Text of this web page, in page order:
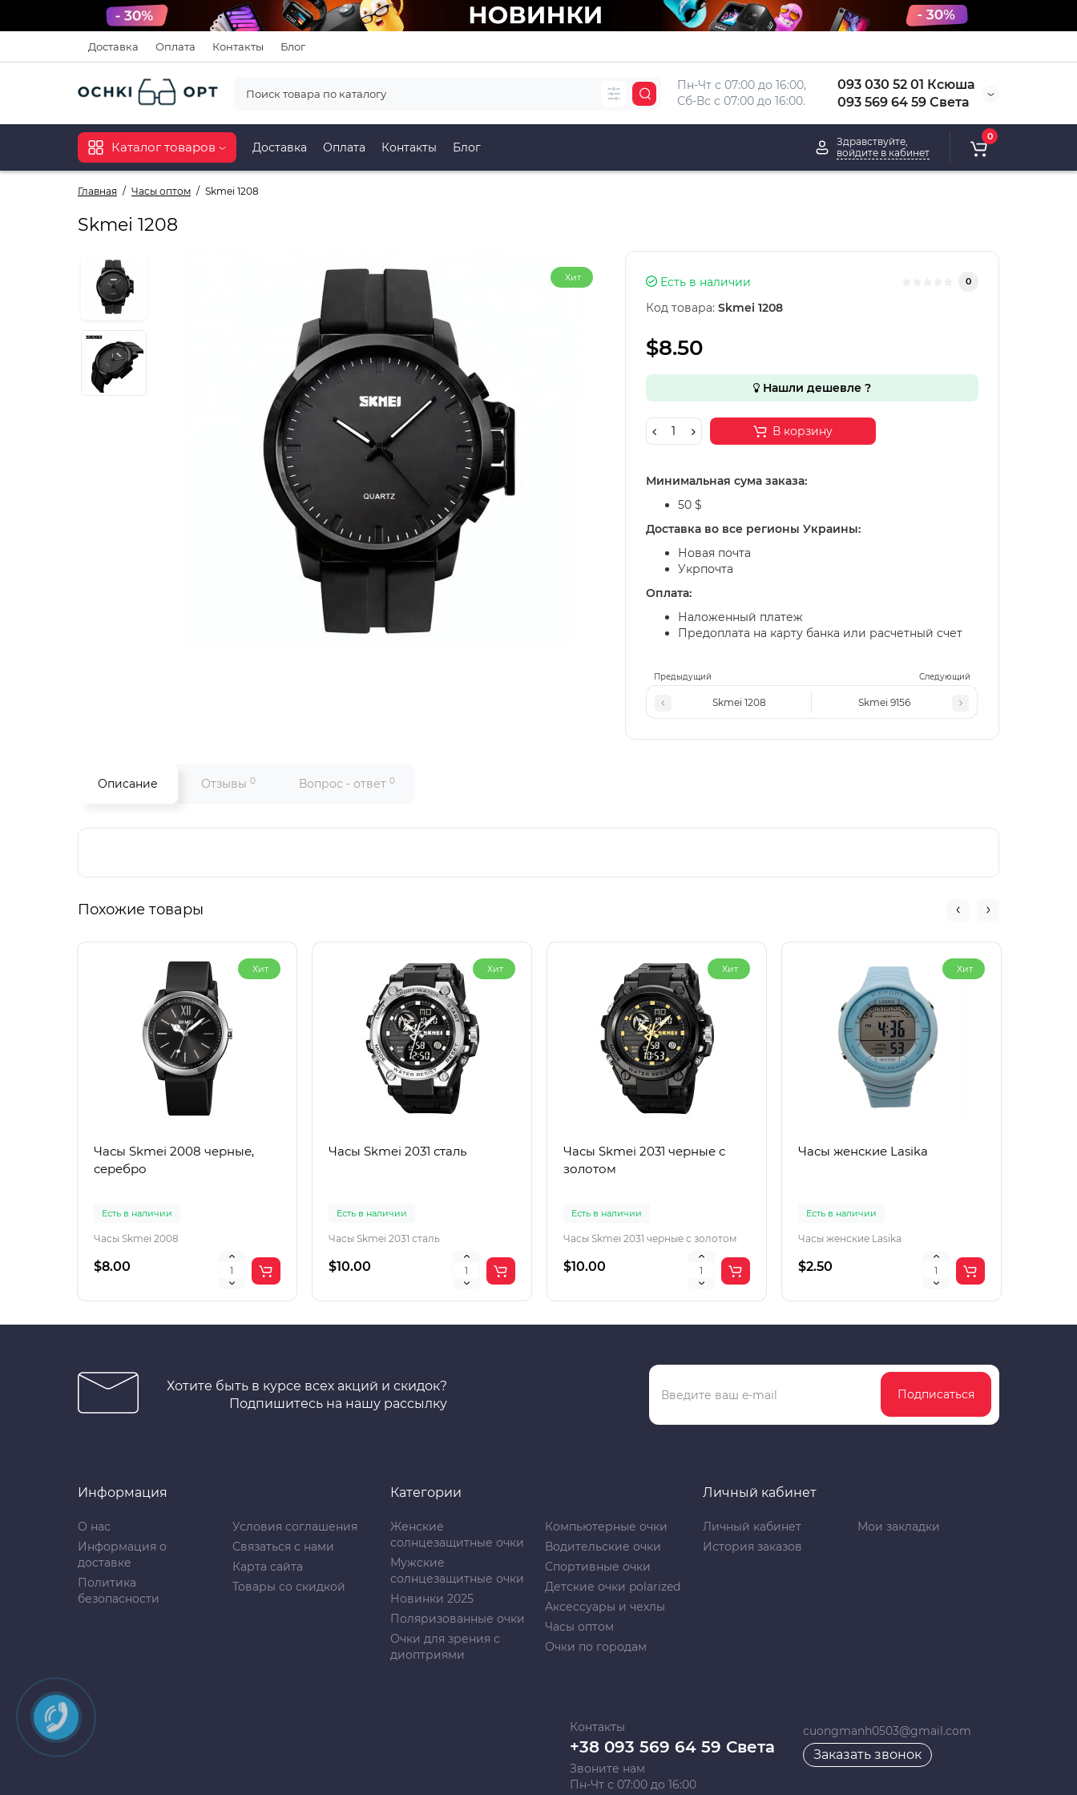
Доставка Оплата Контакты Блог
Пн-Чт с 07:00 до 16:00,
Сб-Вс с 07:00 до 16:00.
093 030 52 01 Ксюша
093 569 64 59 Света
Каталог товаров Доставка Оплата Контакты Блог
Здравствуйте,
войдите в кабинет
0
Главная Часы оптом Skmei 1208
Skmei 1208
Хит
Предыдущий Следующий
Skmei 1208 Skmei 9156
Есть в наличии 0
Код товара: Skmei 1208
$8.50
Нашли дешевле ?
В корзину
Минимальная сума заказа:
50 $
Доставка во все регионы Украины:
Новая почта
Укрпочта
Оплата:
Наложенный платеж
Предоплата на карту банка или расчетный счет
Описание Отзывы 0 Вопрос - ответ 0
Похожие товары
Хит
Часы Skmei 2008 черные,
серебро
Есть в наличии
Часы Skmei 2008
$8.00
Хит
Часы Skmei 2031 сталь
Есть в наличии
Часы Skmei 2031 сталь
$10.00
Хит
Часы Skmei 2031 черные с
золотом
Есть в наличии
Часы Skmei 2031 черные с золотом
$10.00
Хит
Часы женские Lasika
Есть в наличии
Часы женские Lasika
$2.50
Хотите быть в курсе всех акций и скидок?
Подпишитесь на нашу рассылку
Подписаться
Информация
О нас
Информация о
доставке
Политика
безопасности
Условия соглашения
Связаться с нами
Карта сайта
Товары со скидкой
Категории
Женские
солнцезащитные очки
Мужские
солнцезащитные очки
Новинки 2025
Поляризованные очки
Очки для зрения с
диоптриями
Компьютерные очки
Водительские очки
Спортивные очки
Детские очки polarized
Аксессуары и чехлы
Часы оптом
Очки по городам
Личный кабинет
Личный кабинет
История заказов
Мои закладки
Контакты
+38 093 569 64 59 Света
Звоните нам
Пн-Чт с 07:00 до 16:00
cuongmanh0503@gmail.com
Заказать звонок